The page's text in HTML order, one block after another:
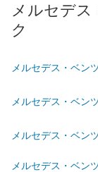
メルセデ
ク
メルセデス・ベン
メルセデス・ベン
メルセデス・ベン
メルセデス・ベン